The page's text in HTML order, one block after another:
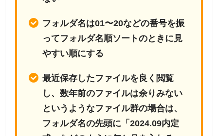
フォルダ名は01〜20などの番号を振
ってフォルダ名順ソートのときに見
やすい順にする
最近保存したファイルを良く閲覧
し、数年前のファイルは余りみない
というようなファイル群の場合は、
フォルダ名の先頭に「2024.09内定